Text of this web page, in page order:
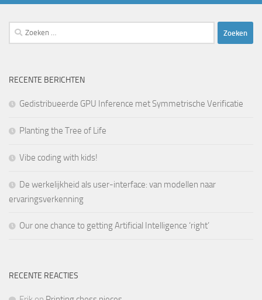
Zoeken
naar:
RECENTE BERICHTEN
Gedistribueerde GPU Inference met Symmetrische Verificatie
Planting the Tree of Life
Vibe coding with kids!
De werkelijkheid als user-interface: van modellen naar
ervaringsverkenning
Our one chance to getting Artificial Intelligence ‘right’
RECENTE REACTIES